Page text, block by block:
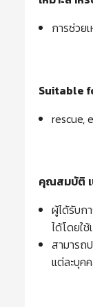
การช่วย
Suitable
rescue,
คุณสมบัติ
ผู้ได้รับก
ได้โดยใ
สามารถ
แต่ละบุค